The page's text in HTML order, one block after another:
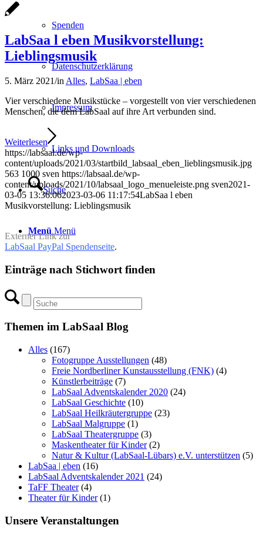
Spenden
Datenschutzerklärung
Impressum
Links und Downloads
Suche
Menü Menü
LabSaa l eben Musikvorstellung:
Lieblingsmusik
5. März 2021/in Alles, LabSaa | eben
Vier verschiedene Musikstücke – vorgestellt von vier verschiedenen
Menschen, die dem LabSaal auf ihre Art verbunden sind.
Weiterlesen
https://labsaal.de/wp-
content/uploads/2021/03/startbild_labsaal_eben_lieblingsmusik.jpg
563 1000 sven https://labsaal.de/wp-
content/uploads/2021/10/labsaal_logo_menueleiste.png sven2021-
03-05 13:36:062023-03-06 11:17:54LabSaa l eben
Musikvorstellung: Lieblingsmusik
Externer Link zur
LabSaal PayPal Spendenseite.
Einträge nach Stichwort finden
Themen im LabSaal Blog
Alles (167)
Fotogruppe Ausstellungen (48)
Freie Nordberliner Kunstausstellung (FNK) (4)
Künstlerbeiträge (7)
LabSaal Adventskalender 2020 (24)
LabSaal Geschichte (10)
LabSaal Heilkräutergruppe (23)
LabSaal Malgruppe (1)
LabSaal Theatergruppe (3)
Maskentheater für Kinder(2)
Natur & Kultur (LabSaal-Lübars) e.V. unterstützen (5)
LabSaa | eben (16)
LabSaal Adventskalender 2021 (24)
TaFF Theater(4)
Theater für Kinder(1)
Unsere Veranstaltungen